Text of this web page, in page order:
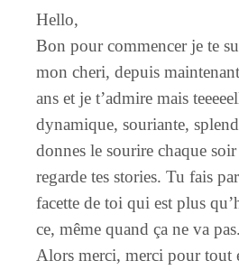
Hello,
Bon pour commencer je te
mon cheri, depuis
ans et je t’admire mais
dynamique, souriante,
donnes le sourire chaque
regarde tes stories. Tu fais
facette de toi qui est plus
ce, même quand ça ne va pas.
Alors merci, merci pour tout